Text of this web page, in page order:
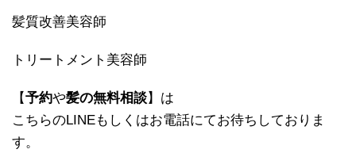
髪質改善美容師
トリートメント美容師
【予約や髪の無料相談】は
こちらのLINEもしくはお電話にてお待ちしておりま
す。